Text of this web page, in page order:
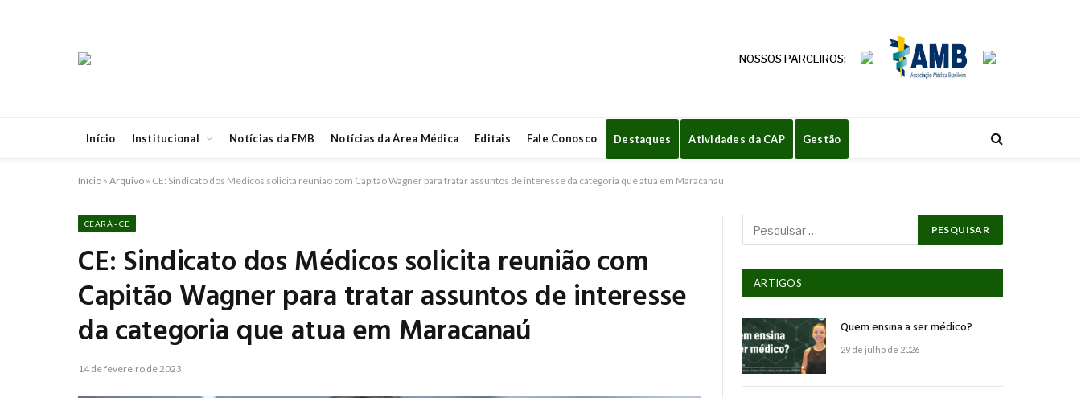
NOSSOS PARCEIROS:
Início Institucional Notícias da FMB Notícias da Área Médica Editais Fale Conosco Destaques Atividades da CAP Gestão
Início » Arquivo » CE: Sindicato dos Médicos solicita reunião com Capitão Wagner para tratar assuntos de interesse da categoria que atua em Maracanaú
CEARÁ - CE
CE: Sindicato dos Médicos solicita reunião com
Capitão Wagner para tratar assuntos de interesse
da categoria que atua em Maracanaú
14 de fevereiro de 2023
ARTIGOS
Quem ensina a ser médico?
29 de julho de 2026